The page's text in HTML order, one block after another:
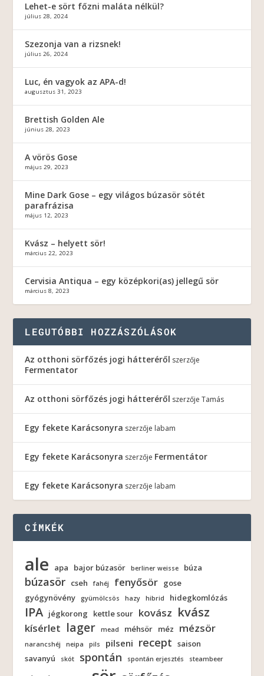
Lehet-e sört főzni maláta nélkül?
július 28, 2024
Szezonja van a rizsnek!
július 26, 2024
Luc, én vagyok az APA-d!
augusztus 31, 2023
Brettish Golden Ale
június 28, 2023
A vörös Gose
május 29, 2023
Mine Dark Gose – egy világos búzasör sötét
parafrázisa
május 12, 2023
Kvász – helyett sör!
március 22, 2023
Cervisia Antiqua – egy középkori(as) jellegű sör
március 8, 2023
LEGUTÓBBI HOZZÁSZÓLÁSOK
Az otthoni sörfőzés jogi hátteréről szerzője
Fermentator
Az otthoni sörfőzés jogi hátteréről szerzőjeTamás
Egy fekete Karácsonyra szerzője labam
Egy fekete Karácsonyra szerzője Fermentátor
Egy fekete Karácsonyra szerzője labam
CÍMKÉK
ale apa bajor búzasör berliner weisse búza
búzasör cseh fahéj fenyősör gose
gyógynövény
gyümölcsös hazy hibrid hidegkomlózás
IPA jégkorong kettle sour kovász kvász
kísérlet lager mead méhsör méz mézsör
narancshéj neipa pils pilseni recept saison
savanyú
skót spontán spontán erjesztés steambeer